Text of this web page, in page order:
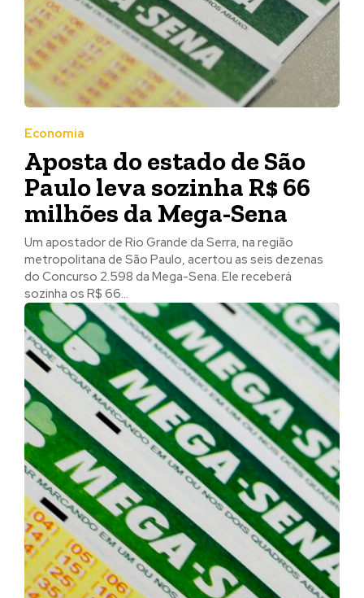
Economia
Aposta do estado de São
Paulo leva sozinha R$ 66
milhões da Mega-Sena
Um apostador de Rio Grande da Serra, na região
metropolitana de São Paulo, acertou as seis dezenas
do Concurso 2.598 da Mega-Sena. Ele receberá
sozinha os R$ 66...